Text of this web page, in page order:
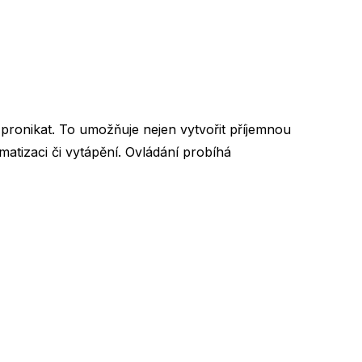
To umožňuje nejen vytvořit příjemnou
či vytápění. Ovládání probíhá